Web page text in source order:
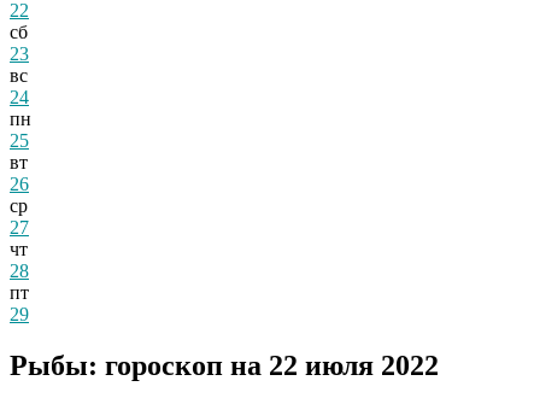
22
сб
23
вс
24
пн
25
вт
26
ср
27
чт
28
пт
29
Рыбы: гороскоп на 22 июля 2022